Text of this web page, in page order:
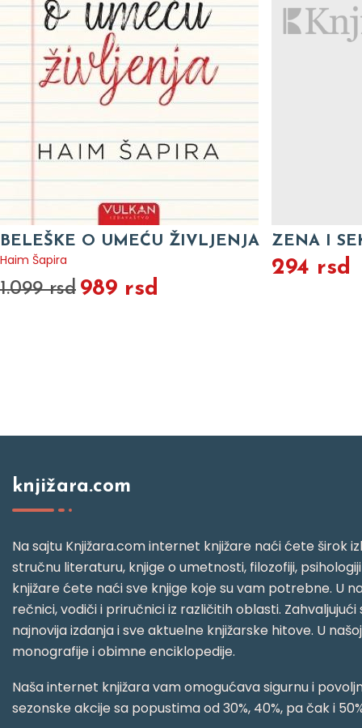
BELEŠKE O UMEĆU ŽIVLJENJA
Haim Šapira
1.099 rsd 989 rsd
ZENA I
294 rsd
knjižara.com
Na sajtu Knjižara.com internet knjižare naći ćete širok
stručnu literaturu, knjige o umetnosti, filozofiji,
knjižare ćete naći sve knjige koje su vam potrebne. U
rečnici, vodiči i priručnici iz različitih oblasti.
najnovija izdanja i sve aktuelne knjižarske hitove. U
monografije i obimne enciklopedije.
Naša internet knjižara vam omogućava sigurnu i
sezonske akcije sa popustima od 30%, 40%, pa čak i